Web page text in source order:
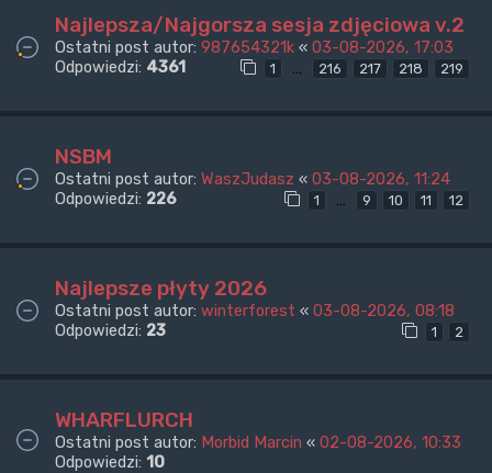
Najlepsza/Najgorsza sesja zdjęciowa v.2
Ostatni post autor: 987654321k « 03-08-2026, 17:03
Odpowiedzi: 4361 1 … 216 217 218 219
NSBM
Ostatni post autor: WaszJudasz « 03-08-2026, 11:24
Odpowiedzi: 226 1 … 9 10 11 12
Najlepsze płyty 2026
Ostatni post autor: winterforest « 03-08-2026, 08:18
Odpowiedzi: 23 1 2
WHARFLURCH
Ostatni post autor: Morbid Marcin « 02-08-2026, 10:33
Odpowiedzi: 10